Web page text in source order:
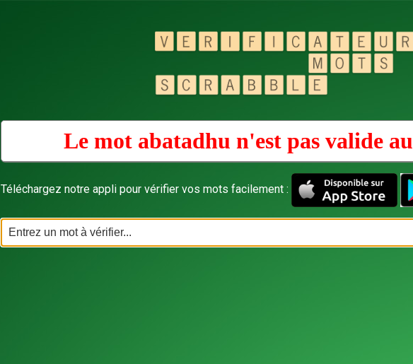
Le mot abatadhu n'est pas valide au
Téléchargez notre appli pour vérifier vos mots facilement :